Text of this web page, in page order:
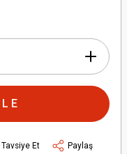
Tavsiye Et
Paylaş